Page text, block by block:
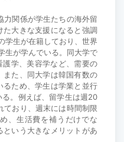
関係が学生たちの海外留
大きな支援になると強調
学生が在籍しており、世界
生が学んでいる。同大学で
学、美容学など、需要の
た、同大学は韓国有数の
ため、学生は学業と並行
。例えば、留学生は週20
ており、週末には時間制限
、生活費を補うだけでな
という大きなメリットがあ